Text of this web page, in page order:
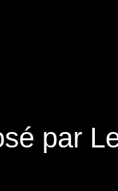
par